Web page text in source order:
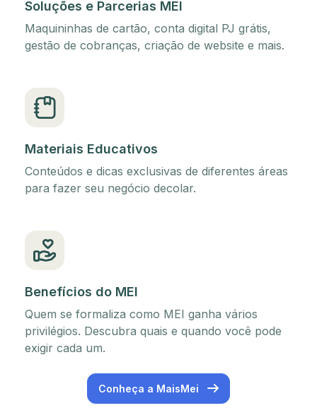
Soluções e Parcerias MEI
Maquininhas de cartão, conta digital PJ grátis,
gestão de cobranças, criação de website e mais.
Materiais Educativos
Conteúdos e dicas exclusivas de diferentes áreas
para fazer seu negócio decolar.
Benefícios do MEI
Quem se formaliza como MEI ganha vários
privilégios. Descubra quais e quando você pode
exigir cada um.
Conheça a MaisMei